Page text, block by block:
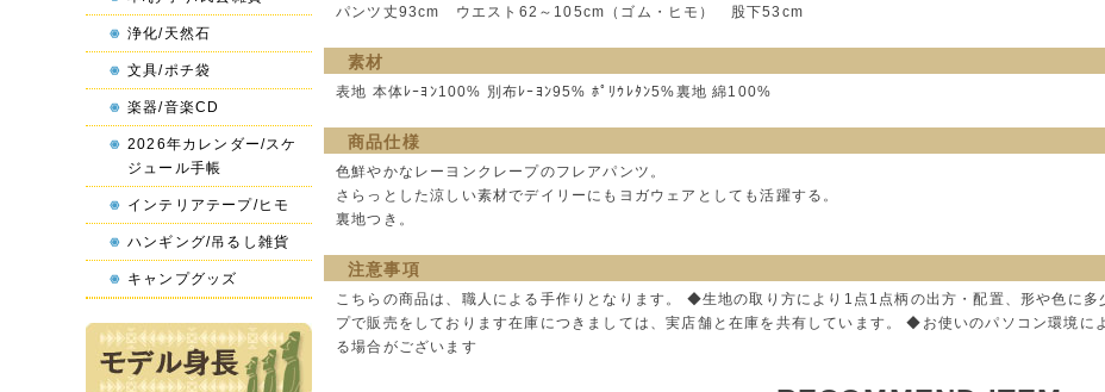
パンツ丈93cm ウエスト62～105cm（ゴム・ヒモ） 股下53cm
素材
表地 本体ﾚｰﾖﾝ100% 別布ﾚｰﾖﾝ95% ﾎﾟﾘｳﾚﾀﾝ5%裏地 綿100%
商品仕様
色鮮やかなレーヨンクレープのフレアパンツ。
さらっとした涼しい素材でデイリーにもヨガウェアとしても活躍する。
裏地つき。
注意事項
こちらの商品は、職人による手作りとなります。 ◆生地の取り方により1点1点柄の出方・配置、形や色に
プで販売をしております在庫につきましては、実店舗と在庫を共有しています。 ◆お使いのパソコン環境に
る場合がございます
浄化/天然石
文具/ポチ袋
楽器/音楽CD
2026年カレンダー/スケ
ジュール手帳
インテリアテープ/ヒモ
ハンギング/吊るし雑貨
キャンプグッズ